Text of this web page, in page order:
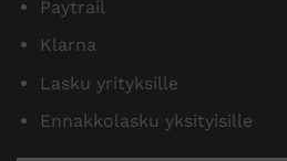
Paytrail
Klarna
Lasku yrityksille
Ennakkolasku yksityisille